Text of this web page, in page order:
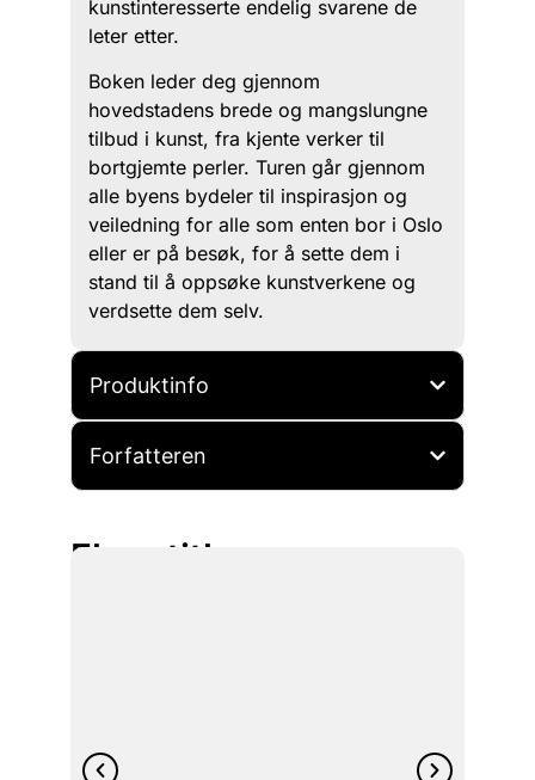
kunstinteresserte endelig svarene de
leter etter.
Boken leder deg gjennom
hovedstadens brede og mangslungne
tilbud i kunst, fra kjente verker til
bortgjemte perler. Turen går gjennom
alle byens bydeler til inspirasjon og
veiledning for alle som enten bor i Oslo
eller er på besøk, for å sette dem i
stand til å oppsøke kunstverkene og
verdsette dem selv.
Produktinfo
Forfatteren
Flere titler